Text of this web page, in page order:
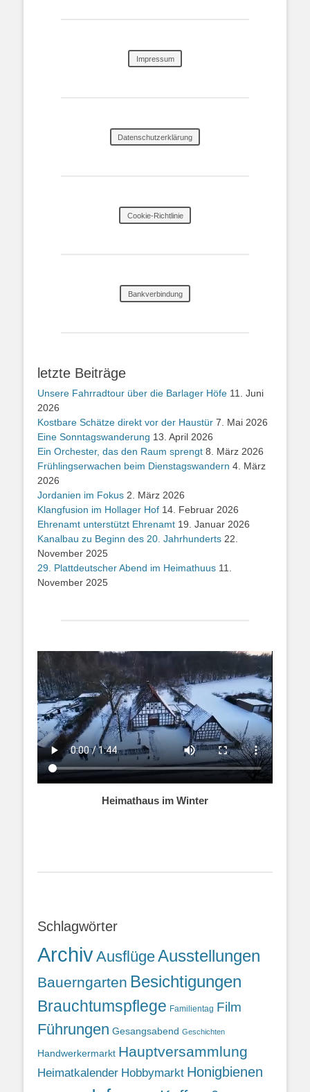
Impressum
Datenschutzerklärung
Cookie-Richtlinie
Bankverbindung
letzte Beiträge
Unsere Fahrradtour über die Barlager Höfe 11. Juni
2026
Kostbare Schätze direkt vor der Haustür 7. Mai 2026
Eine Sonntagswanderung 13. April 2026
Ein Orchester, das den Raum sprengt 8. März 2026
Frühlingserwachen beim Dienstagswandern 4. März
2026
Jordanien im Fokus 2. März 2026
Klangfusion im Hollager Hof 14. Februar 2026
Ehrenamt unterstützt Ehrenamt 19. Januar 2026
Kanalbau zu Beginn des 20. Jahrhunderts 22.
November 2025
29. Plattdeutscher Abend im Heimathuus 11.
November 2025
Heimathaus im Winter
Schlagwörter
ArchivAusflügeAusstellungen
Bauerngarten Besichtigungen
Brauchtumspflege Familientag Film
Führungen Gesangsabend Geschichten
Handwerkermarkt Hauptversammlung
Heimatkalender Hobbymarkt Honigbienen